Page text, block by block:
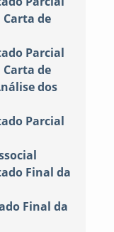
Carta de
Parcial
Carta de
dos
Parcial
Final da
Final da